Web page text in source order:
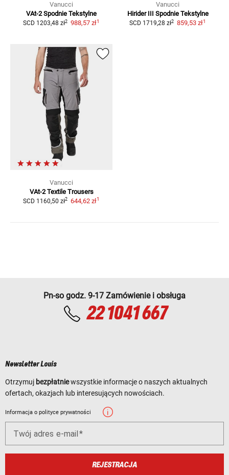
Vanucci
VAt-2 Spodnie Tekstylne
SCD 1203,48 zł2 988,57 zł1
Vanucci
Hirider III Spodnie Tekstylne
SCD 1719,28 zł2 859,53 zł1
Vanucci
VAt-2 Textile Trousers
SCD 1160,50 zł2 644,62 zł1
Pn-so godz. 9-17 Zamówienie i obsługa
22 1041 667
Newsletter Louis
Otrzymuj bezpłatniewszystkie informacje o naszych aktualnych
ofertach, okazjach lub interesujących nowościach.
Informacja o polityce prywatności
Twój adres e-mail
REJESTRACJA